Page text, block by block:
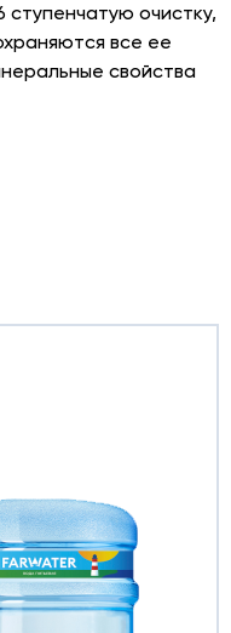
ступенчатую очистку,
все ее
свойства